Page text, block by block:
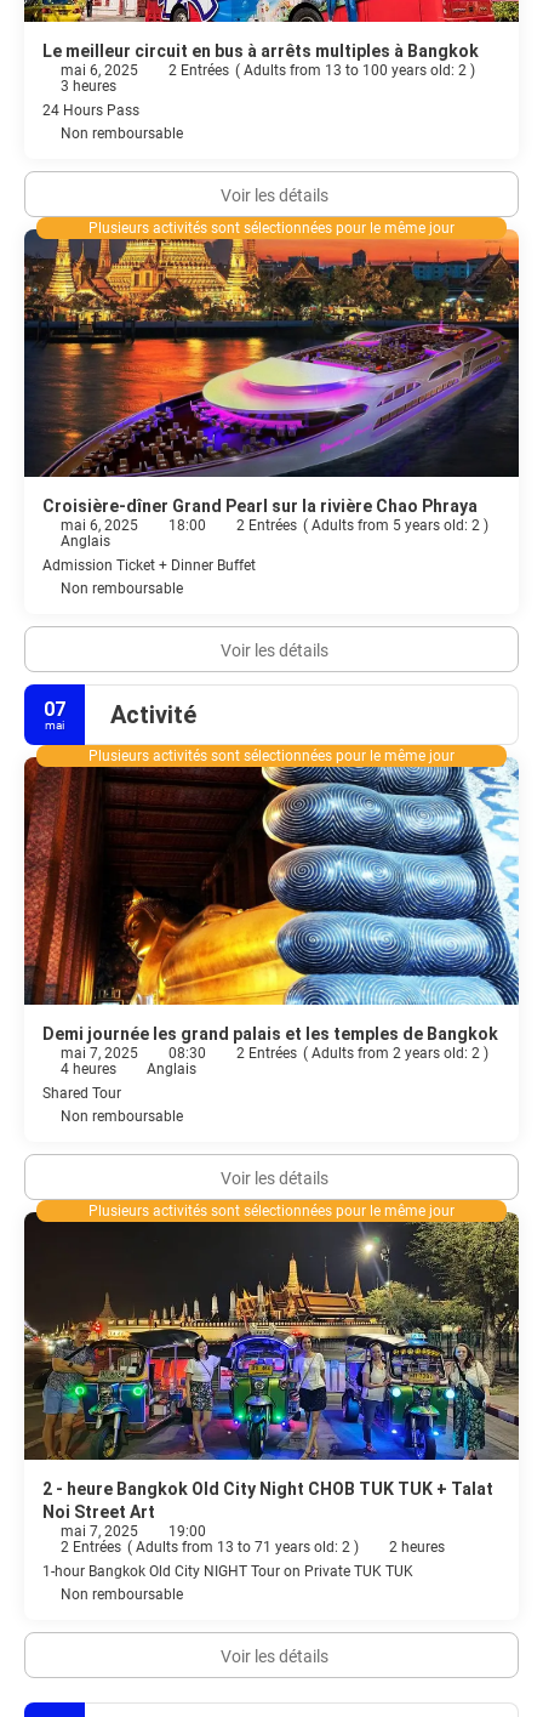
Le meilleur circuit en bus à arrêts multiples à Bangkok
mai 6, 2025 2 Entrées ( Adults from 13 to 100 years old: 2 )
3 heures
24 Hours Pass
Non remboursable
Voir les détails
Plusieurs activités sont sélectionnées pour le même jour
Croisière-dîner Grand Pearl sur la rivière Chao Phraya
mai 6, 2025 18:00 2 Entrées ( Adults from 5 years old: 2 )
Anglais
Admission Ticket + Dinner Buffet
Non remboursable
Voir les détails
07
mai Activité
Plusieurs activités sont sélectionnées pour le même jour
Demi journée les grand palais et les temples de Bangkok
mai 7, 2025 08:30 2 Entrées ( Adults from 2 years old: 2 )
4 heures
Anglais
Shared Tour
Non remboursable
Voir les détails
Plusieurs activités sont sélectionnées pour le même jour
2 - heure Bangkok Old City Night CHOB TUK TUK + Talat
Noi Street Art
mai 7, 2025
19:00
2 Entrées ( Adults from 13 to 71 years old: 2 )
2 heures
1-hour Bangkok Old City NIGHT Tour on Private TUK TUK
Non remboursable
Voir les détails